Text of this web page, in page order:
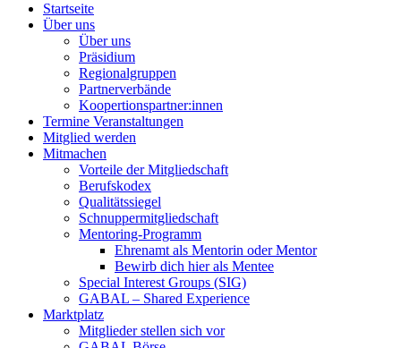
Startseite
Über uns
Über uns
Präsidium
Regionalgruppen
Partnerverbände
Koopertionspartner:innen
Termine Veranstaltungen
Mitglied werden
Mitmachen
Vorteile der Mitgliedschaft
Berufskodex
Qualitätssiegel
Schnuppermitgliedschaft
Mentoring-Programm
Ehrenamt als Mentorin oder Mentor
Bewirb dich hier als Mentee
Special Interest Groups (SIG)
GABAL – Shared Experience
Marktplatz
Mitglieder stellen sich vor